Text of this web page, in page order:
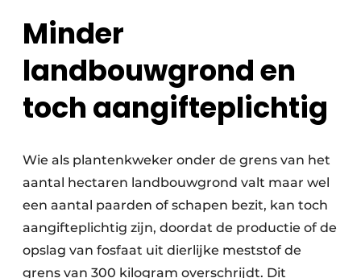
Minder
landbouwgrond en
toch aangifteplichtig
Wie als plantenkweker onder de grens van het
aantal hectaren landbouwgrond valt maar wel
een aantal paarden of schapen bezit, kan toch
aangifteplichtig zijn, doordat de productie of de
opslag van fosfaat uit dierlijke meststof de
grens van 300 kilogram overschrijdt. Dit